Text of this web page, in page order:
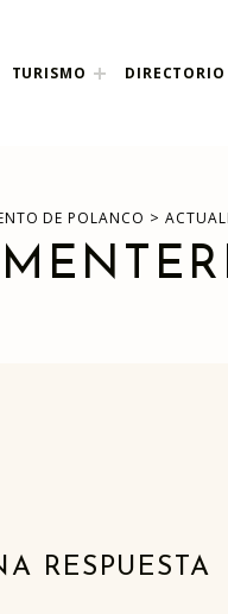
TURISMO DIRECTORIO
DE POLANCO >
RESPUESTA